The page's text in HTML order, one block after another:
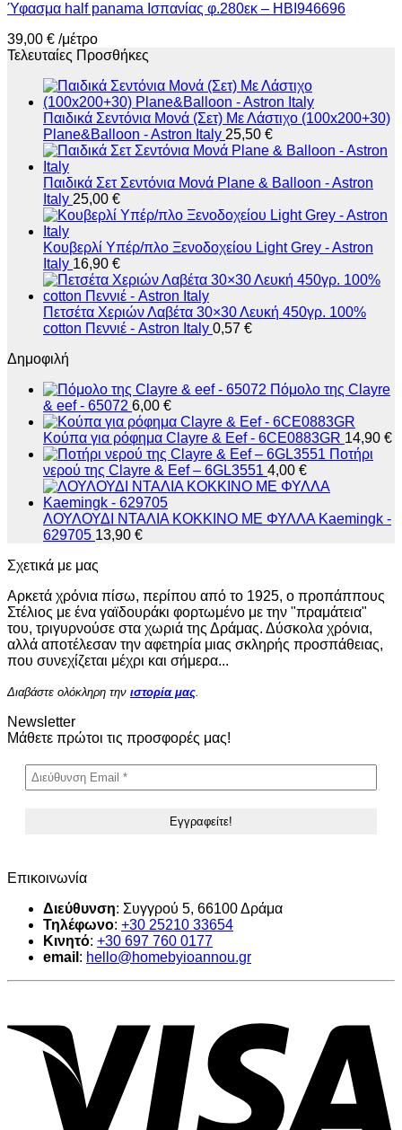
Ύφασμα half panama Ισπανίας φ.280εκ – HBI946696
39,00 € /μέτρο
Τελευταίες Προσθήκες
Παιδικά Σεντόνια Μονά (Σετ) Με Λάστιχο (100x200+30)
Plane&Balloon - Astron Italy 25,50 €
Παιδικά Σετ Σεντόνια Μονά Plane & Balloon - Astron
Italy 25,00 €
Κουβερλί Υπέρ/πλο Ξενοδοχείου Light Grey - Astron
Italy 16,90 €
Πετσέτα Χεριών Λαβέτα 30×30 Λευκή 450γρ. 100%
cotton Πεννιέ - Astron Italy 0,57 €
Δημοφιλή
Πόμολο της Clayre
& eef - 65072 6,00 €
Κούπα για ρόφημα Clayre & Eef - 6CE0883GR 14,90 €
Ποτήρι
νερού της Clayre & Eef – 6GL3551 4,00 €
ΛΟΥΛΟΥΔΙ ΝΤΑΛΙΑ ΚΟΚΚΙΝΟ ΜΕ ΦΥΛΛΑ Kaemingk -
629705 13,90 €
Σχετικά με μας
Αρκετά χρόνια πίσω, περίπου από το 1925, ο προπάππους
Στέλιος με ένα γαϊδουράκι φορτωμένο με την "πραμάτεια"
του, τριγυρνούσε στα χωριά της Δράμας. Δύσκολα χρόνια,
αλλά αποτέλεσαν την αφετηρία μιας σκληρής προσπάθειας,
που συνεχίζεται μέχρι και σήμερα...
Διαβάστε ολόκληρη την ιστορία μας.
Newsletter
Μάθετε πρώτοι τις προσφορές μας!
Επικοινωνία
Διεύθυνση: Συγγρού 5, 66100 Δράμα
Τηλέφωνο: +30 25210 33654
Κινητό: +30 697 760 0177
email : hello@homebyioannou.gr